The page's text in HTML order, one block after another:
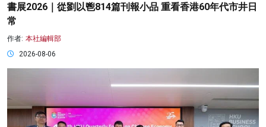
書展2026｜從劉以鬯814篇刊報小品 重看香港60年代市井日
常
作者: 本社編輯部
2026-08-06